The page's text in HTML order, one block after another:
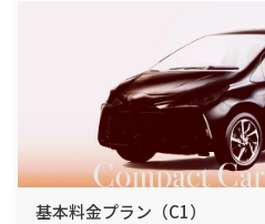
基本料金プラン（C1）